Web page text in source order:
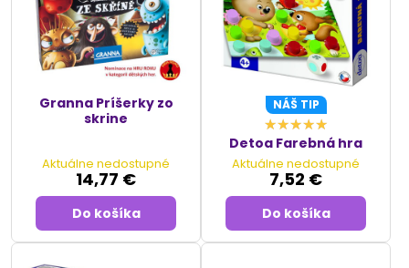
Granna Príšerky zo
skrine
Aktuálne nedostupné
14,77 €
Do košíka
NÁŠ TIP
Detoa Farebná hra
Aktuálne nedostupné
7,52 €
Do košíka